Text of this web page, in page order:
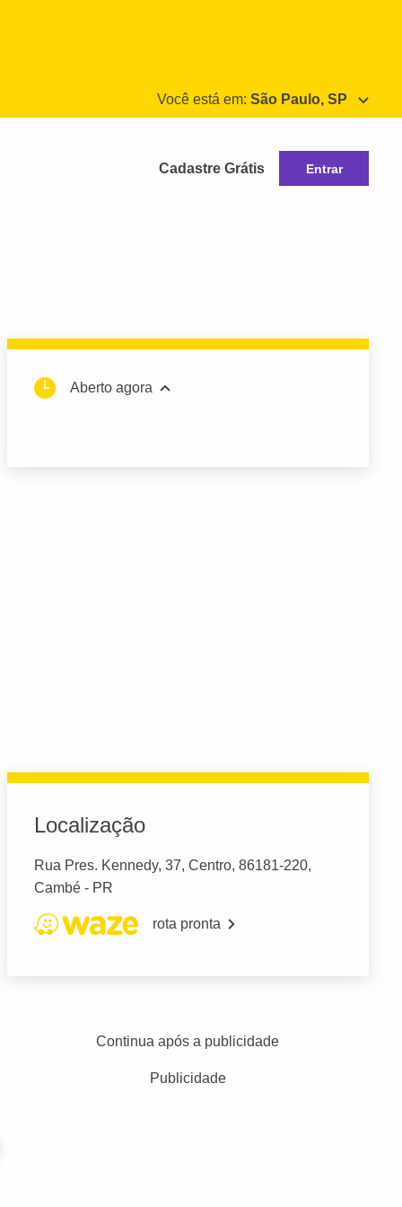
Você está em: São Paulo, SP
Cadastre Grátis Entrar
Aberto agora
Localização
Rua Pres. Kennedy, 37, Centro, 86181-220,
Cambé - PR
rota pronta
Continua após a publicidade
Publicidade